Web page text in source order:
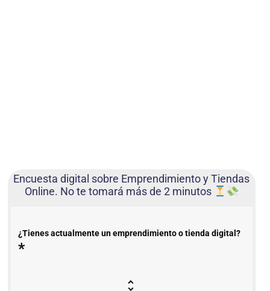
Encuesta digital sobre Emprendimiento y Tiendas
Online. No te tomará más de 2 minutos
¿Tienes actualmente un emprendimiento o tienda digital?
*